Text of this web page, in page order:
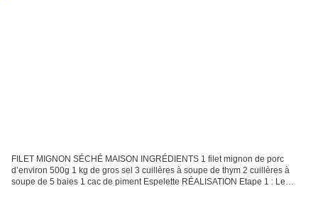
FILET MIGNON SÉCHÉ MAISON INGRÉDIENTS 1 filet mignon de porc
d’environ 500g 1 kg de gros sel 3 cuillères à soupe de thym 2 cuillères à
soupe de 5 baies 1 cac de piment Espelette RÉALISATION Etape 1 : Le